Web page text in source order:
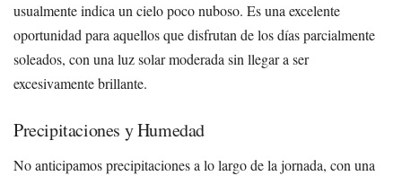
usualmente indica un cielo poco nuboso. Es una excelente
oportunidad para aquellos que disfrutan de los días parcialmente
soleados, con una luz solar moderada sin llegar a ser
excesivamente brillante.
Precipitaciones y Humedad
No anticipamos precipitaciones a lo largo de la jornada, con una